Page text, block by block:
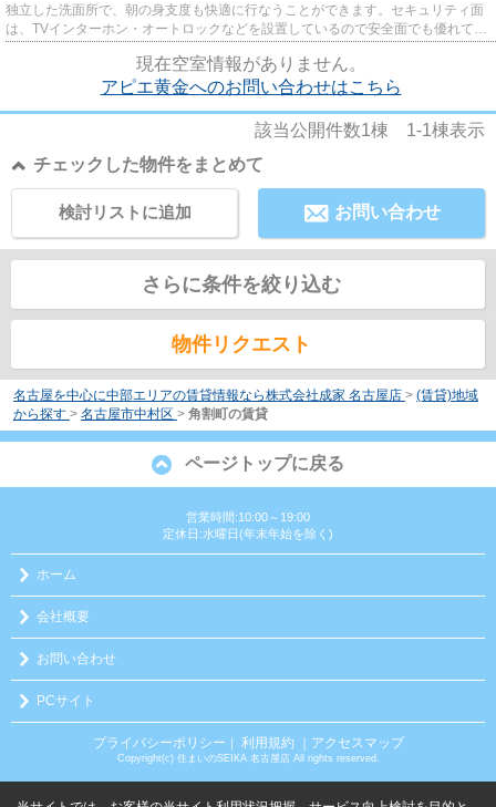
独立した洗面所で、朝の身支度も快適に行なうことができます。セキュリティ面
は、TVインターホン・オートロックなどを設置しているので安全面でも優れてお
現在空室情報がありません。
アピエ黄金へのお問い合わせはこちら
該当公開件数1棟 1-1棟表示
チェックした物件をまとめて
お問い合わせ
検討リストに追加
さらに条件を絞り込む
物件リクエスト
名古屋を中心に中部エリアの賃貸情報なら株式会社成家 名古屋店 > (賃貸)地域
から探す > 名古屋市中村区 > 角割町の賃貸
ページトップに戻る
営業時間:10:00～19:00
定休日:水曜日(年末年始を除く)
ホーム
会社概要
お問い合わせ
PCサイト
プライバシーポリシー ｜ 利用規約 ｜アクセスマップ
Copyright(c) 住まいのSEIKA 名古屋店 All rights reserved.